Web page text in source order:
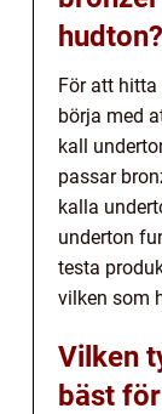
hudton?
För att
börja med
kall
passar
kalla
underton
testa
vilken som
Vilken
bäst